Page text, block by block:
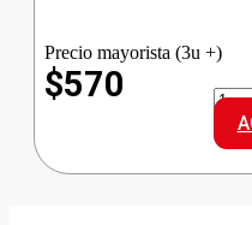
Precio mayorista (3u +)
$570
O